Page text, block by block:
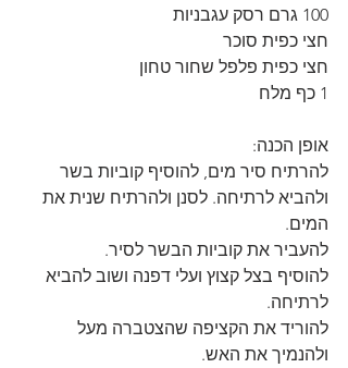
100 גרם רסק עגבניות
חצי כפית סוכר
חצי כפית פלפל שחור טחון
1 כף מלח
אופן הכנה:
להרתיח סיר מים, להוסיף קוביות בשר
ולהביא לרתיחה. לסנן ולהרתיח שנית את
המים.
להעביר את קוביות הבשר לסיר.
להוסיף בצל קצוץ ועלי דפנה ושוב להביא
לרתיחה.
להוריד את הקציפה שהצטברה מעל
ולהנמיך את האש.